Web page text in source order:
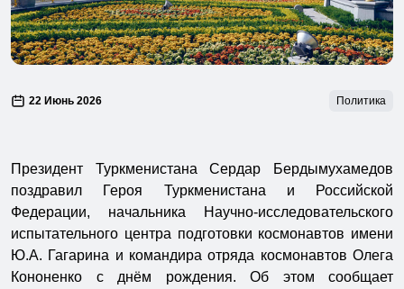
22 Июнь 2026 Политика
Президент Туркменистана Сердар Бердымухамедов
поздравил Героя Туркменистана и Российской
Федерации, начальника Научно-исследовательского
испытательного центра подготовки космонавтов имени
Ю.А. Гагарина и командира отряда космонавтов Олега
Кононенко с днём рождения. Об этом сообщает